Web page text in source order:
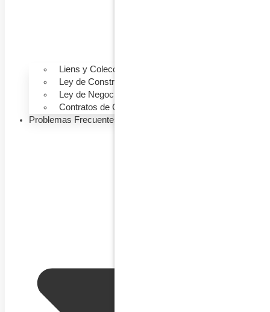
Liens y Colecciones
Ley de Construcción
Ley de Negocios
Contratos de Construcción
Problemas Frecuentes